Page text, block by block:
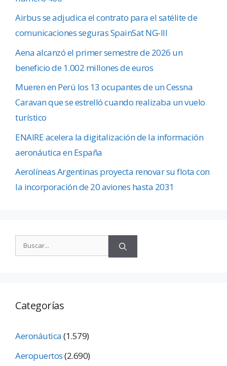
Airbus se adjudica el contrato para el satélite de
comunicaciones seguras SpainSat NG-III
Aena alcanzó el primer semestre de 2026 un
beneficio de 1.002 millones de euros
Mueren en Perú los 13 ocupantes de un Cessna
Caravan que se estrelló cuando realizaba un vuelo
turístico
ENAIRE acelera la digitalización de la información
aeronáutica en España
Aerolíneas Argentinas proyecta renovar su flota con
la incorporación de 20 aviones hasta 2031
Categorías
Aeronáutica(1.579)
Aeropuertos(2.690)